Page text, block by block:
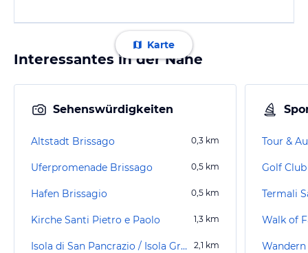
Karte
Interessantes in der Nähe
Sehenswürdigkeiten
Altstadt Brissago 0,3 km
Uferpromenade Brissago 0,5 km
Hafen Brissagio 0,5 km
Kirche Santi Pietro e Paolo 1,3 km
Isola di San Pancrazio / Isola Grande 2,1 km
Tour &
Golf
Termali
Walk of